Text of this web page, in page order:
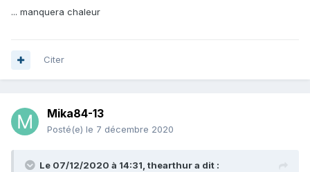
... manquera chaleur
Citer
Mika84-13
Posté(e) le 7 décembre 2020
Le 07/12/2020 à 14:31, thearthura dit :